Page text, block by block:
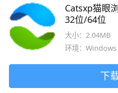
Catsxp猫眼
32位/64位
大小：2.04MB
环境：Windows
下